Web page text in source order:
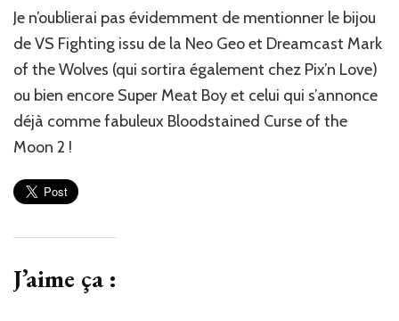
Je n’oublierai pas évidemment de mentionner le bijou
de VS Fighting issu de la Neo Geo et Dreamcast Mark
of the Wolves (qui sortira également chez Pix’n Love)
ou bien encore Super Meat Boy et celui qui s’annonce
déjà comme fabuleux Bloodstained Curse of the
Moon 2 !
J’aime ça :